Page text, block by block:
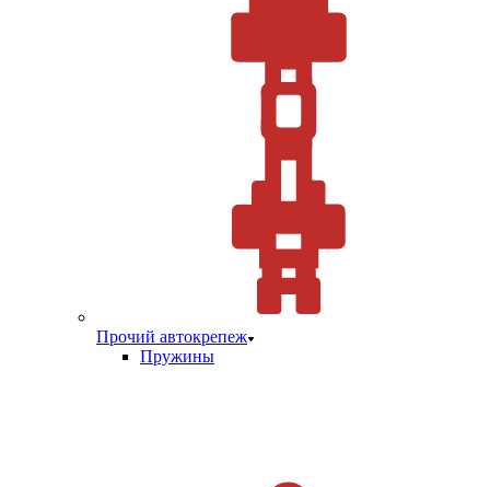
Прочий автокрепеж
Пружины